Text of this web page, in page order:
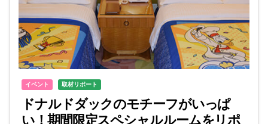
イベント 取材リポート
ドナルドダックのモチーフがいっぱ
い！期間限定スペシャルルームをリポ